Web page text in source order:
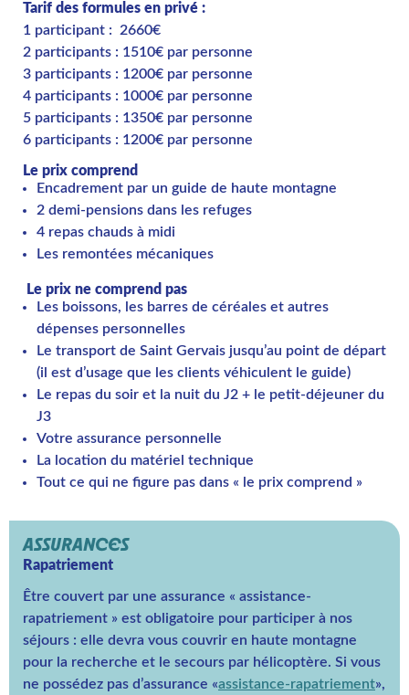
Tarif des formules en privé :
1 participant : 2660€
2 participants : 1510€ par personne
3 participants : 1200€ par personne
4 participants : 1000€ par personne
5 participants : 1350€ par personne
6 participants : 1200€ par personne
Le prix comprend
Encadrement par un guide de haute montagne
2 demi-pensions dans les refuges
4 repas chauds à midi
Les remontées mécaniques
Le prix ne comprend pas
Les boissons, les barres de céréales et autres
dépenses personnelles
Le transport de Saint Gervais jusqu’au point de départ
(il est d’usage que les clients véhiculent le guide)
Le repas du soir et la nuit du J2 + le petit-déjeuner du
J3
Votre assurance personnelle
La location du matériel technique
Tout ce qui ne figure pas dans « le prix comprend »
ASSURANCES
Rapatriement
Être couvert par une assurance « assistance-
rapatriement » est obligatoire pour participer à nos
séjours : elle devra vous couvrir en haute montagne
pour la recherche et le secours par hélicoptère. Si vous
ne possédez pas d’assurance «assistance-rapatriement»,